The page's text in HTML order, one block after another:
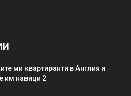
ми квартиранти в Англия и
им навици 2